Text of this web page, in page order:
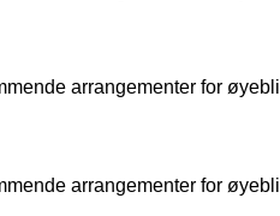
arrangementer for
arrangementer for